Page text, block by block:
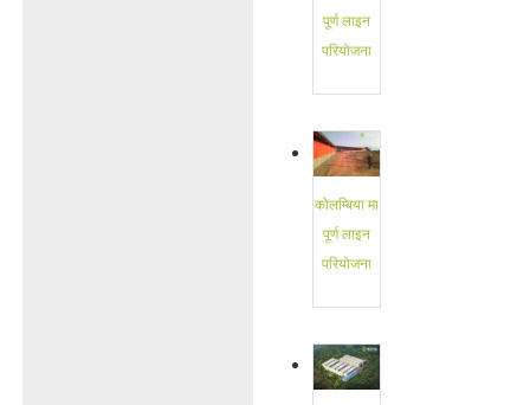
पूर्ण लाइन
परियोजना
कोलम्बिया मा
पूर्ण लाइन
परियोजना